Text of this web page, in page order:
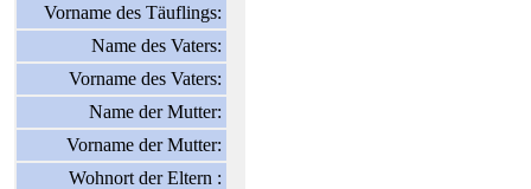
Vorname des Täuflings:
Name des Vaters:
Vorname des Vaters:
Name der Mutter:
Vorname der Mutter:
Wohnort der Eltern :